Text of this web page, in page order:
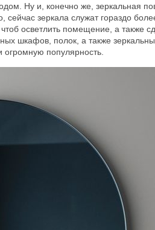
Ну и, конечно же, зеркальная
зеркала служат гораздо
осветлить помещение, а также
шкафов, полок, а также
популярность.